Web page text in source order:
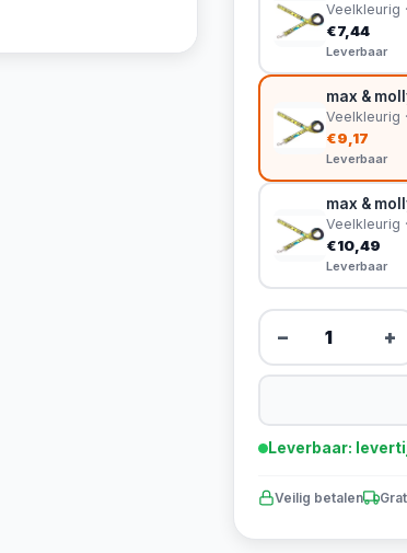
Veelkleurig
€7,44
Leverbaar
max &
Veelkleurig
€9,17
Leverbaar
max &
Veelkleurig
€10,49
Leverbaar
− +
Leverbaar:
Veilig betalen